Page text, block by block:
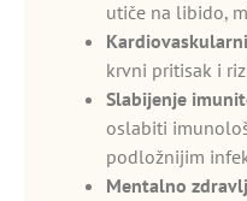
utiče na libido,
krvni pritisak i
Slabijenje
oslabiti
podložnijim
Mentalno